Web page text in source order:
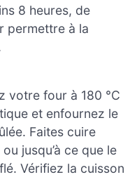
8 heures, de
permettre à la
votre four à 180 °C
et enfournez le
Faites cuire
jusqu’à ce que le
Vérifiez la cuisson